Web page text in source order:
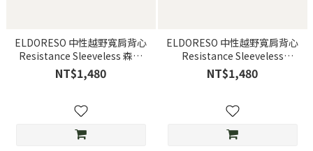
ELDORESO 中性越野寬肩背心
Resistance Sleeveless 森林
綠/FOREST GREEN
NT$1,480
ELDORESO 中性越野寬肩背心
Resistance Sleeveless
灰/Gray
NT$1,480